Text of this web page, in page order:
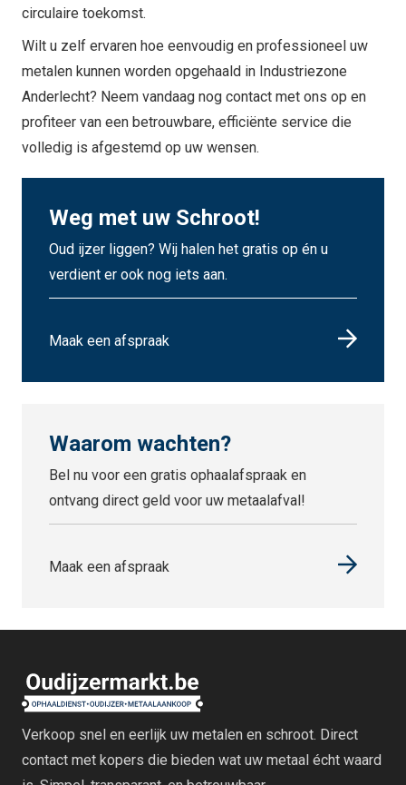
circulaire toekomst.
Wilt u zelf ervaren hoe eenvoudig en professioneel uw
metalen kunnen worden opgehaald in Industriezone
Anderlecht? Neem vandaag nog contact met ons op en
profiteer van een betrouwbare, efficiënte service die
volledig is afgestemd op uw wensen.
Weg met uw Schroot!
Oud ijzer liggen? Wij halen het gratis op én u
verdient er ook nog iets aan.
Maak een afspraak
Waarom wachten?
Bel nu voor een gratis ophaalafspraak en
ontvang direct geld voor uw metaalafval!
Maak een afspraak
Verkoop snel en eerlijk uw metalen en schroot. Direct
contact met kopers die bieden wat uw metaal écht waard